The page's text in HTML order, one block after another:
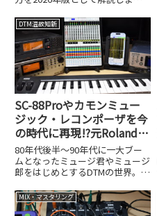
定ポイントを紹介します。
DTM温故知新
SC-88Proやカモンミュー
ジック・レコンポーザを今
の時代に再現!?元Roland技
術者が個人でリリースした
iOSアプリ、UK-868がスゴ
イ!
80年代後半～90年代に一大ブー
ムとなったミュージ君やミュージ
郎をはじめとするDTMの世界。
MU100などの外部MIDI音源を、カ
モンミュージックのレコンポーザ
MIX・マスタリング